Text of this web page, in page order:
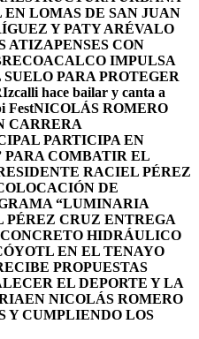
LOMAS DE SAN JUAN
Y PATY ARÉVALO
ATIZAPENSES CON
COACALCO IMPULSA
PARA PROTEGER
Izcalli hace bailar y canta a
FestNICOLÁS ROMERO
CARRERA
PARTICIPA EN
PARA COMBATIR EL
RACIEL PÉREZ
DE
“LUMINARIA
PÉREZ CRUZ ENTREGA
HIDRÁULICO
EN EL TENAYO
PROPUESTAS
EL DEPORTE Y LA
EN NICOLÁS ROMERO
Y CUMPLIENDO LOS